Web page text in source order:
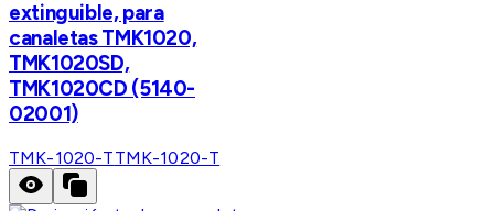
extinguible, para
canaletas TMK1020,
TMK1020SD,
TMK1020CD (5140-
02001)
TMK-1020-TTMK-1020-T